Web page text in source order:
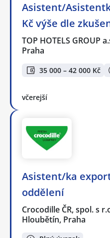
Asistent/
Kč výše dle
TOP HOTELS GROUP
Praha
35 000 – 42 000 Kč
včerejší
Asistent/ka
oddělení
Crocodille ČR, spol. s
Hloubětín, Praha